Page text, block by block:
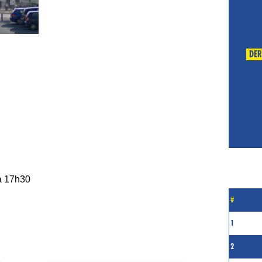
17h30
#
1
2